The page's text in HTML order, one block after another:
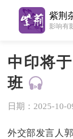
中印将
班
日期：2025-10-
外交部发言人
紫荆
影响有